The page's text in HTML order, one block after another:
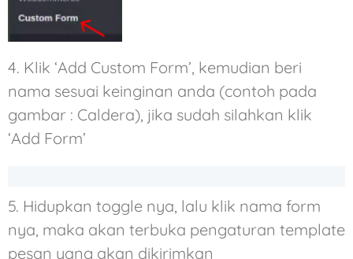
4. Klik ‘Add Custom Form’, kemudian beri
nama sesuai keinginan anda (contoh pada
gambar : Caldera), jika sudah silahkan klik
‘Add Form’
5. Hidupkan toggle nya, lalu klik nama form
nya, maka akan terbuka pengaturan template
pesan yang akan dikirimkan